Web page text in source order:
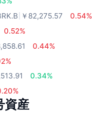
￥82,275.57
0.54%
0.52%
0.44%
0.34%
資産